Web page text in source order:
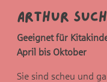
Arthur
Geeignet für
April bis Oktober
Sie sind scheu und